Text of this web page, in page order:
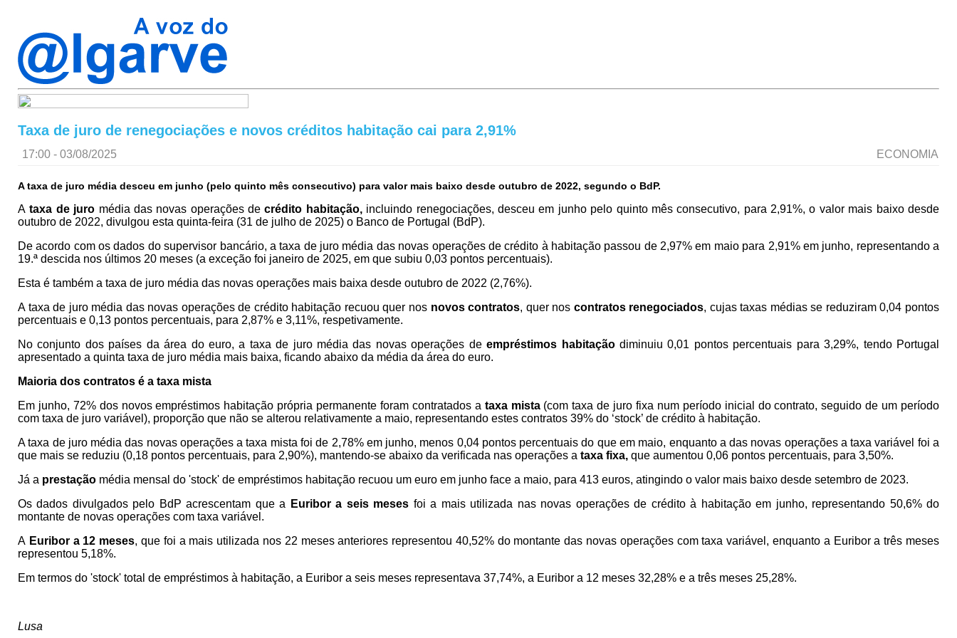
Taxa de juro de renegociações e novos créditos habitação cai para 2,91%
17:00 - 03/08/2025 ECONOMIA
A taxa de juro média desceu em junho (pelo quinto mês consecutivo) para valor mais baixo desde outubro de 2022, segundo o BdP.
A taxa de juro média das novas operações decrédito habitação,incluindo renegociações, desceu em junho pelo quinto mês consecutivo, para 2,91%, o valor mais baixo desde
outubro de 2022, divulgou esta quinta-feira (31 de julho de 2025) o Banco de Portugal (BdP).
De acordo com os dados do supervisor bancário, a taxa de juro média das novas operações de crédito à habitação passou de 2,97% em maio para 2,91% em junho, representando a
19.ª descida nos últimos 20 meses (a exceção foi janeiro de 2025, em que subiu 0,03 pontos percentuais).
Esta é também a taxa de juro média das novas operações mais baixa desde outubro de 2022 (2,76%).
A taxa de juro média das novas operações de crédito habitação recuou quer nos novos contratos, quer nos contratos renegociados, cujas taxas médias se reduziram 0,04 pontos
percentuais e 0,13 pontos percentuais, para 2,87% e 3,11%, respetivamente.
No conjunto dos países da área do euro, a taxa de juro média das novas operações deempréstimos habitaçãodiminuiu 0,01 pontos percentuais para 3,29%, tendo Portugal
apresentado a quinta taxa de juro média mais baixa, ficando abaixo da média da área do euro.
Maioria dos contratos é a taxa mista
Em junho, 72% dos novos empréstimos habitação própria permanente foram contratados a taxa mista(com taxa de juro fixa num período inicial do contrato, seguido de um período
com taxa de juro variável), proporção que não se alterou relativamente a maio, representando estes contratos 39% do ‘stock’ de crédito à habitação.
A taxa de juro média das novas operações a taxa mista foi de 2,78% em junho, menos 0,04 pontos percentuais do que em maio, enquanto a das novas operações a taxa variável foi a
que mais se reduziu (0,18 pontos percentuais, para 2,90%), mantendo-se abaixo da verificada nas operações a taxa fixa, que aumentou 0,06 pontos percentuais, para 3,50%.
Já a prestação média mensal do 'stock' de empréstimos habitação recuou um euro em junho face a maio, para 413 euros, atingindo o valor mais baixo desde setembro de 2023.
Os dados divulgados pelo BdP acrescentam que a
Euribor a seis meses foi a mais utilizada nas novas operações de crédito à habitação em junho, representando 50,6% do
montante de novas operações com taxa variável.
A Euribor a 12 meses, que foi a mais utilizada nos 22 meses anteriores representou 40,52% do montante das novas operações com taxa variável, enquanto a Euribor a três meses
representou 5,18%.
Em termos do 'stock' total de empréstimos à habitação, a Euribor a seis meses representava 37,74%, a Euribor a 12 meses 32,28% e a três meses 25,28%.
Lusa